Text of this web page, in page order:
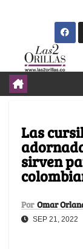
Las
sirven
Por Omar
SEP 21, 2022